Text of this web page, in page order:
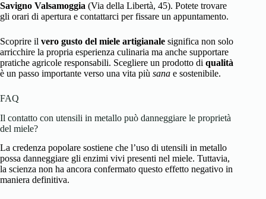
Savigno Valsamoggia (Via della Libertà, 45). Potete trovare
gli orari di apertura e contattarci per fissare un appuntamento.
Scoprire il vero gusto del miele artigianale significa non solo
arricchire la propria esperienza culinaria ma anche supportare
pratiche agricole responsabili. Scegliere un prodotto di qualità
è un passo importante verso una vita più sana e sostenibile.
FAQ
Il contatto con utensili in metallo può danneggiare le proprietà
del miele?
La credenza popolare sostiene che l’uso di utensili in metallo
possa danneggiare gli enzimi vivi presenti nel miele. Tuttavia,
la scienza non ha ancora confermato questo effetto negativo in
maniera definitiva.